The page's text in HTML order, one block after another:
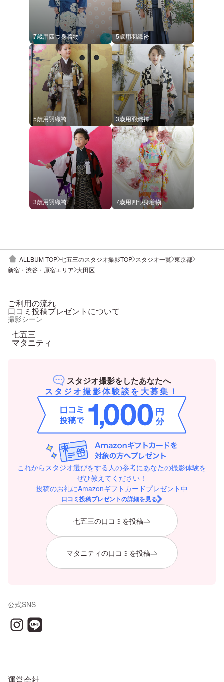
7歳用四つ身着物 5歳用羽織袴
5歳用羽織袴 3歳用羽織袴
3歳用羽織袴 7歳用四つ身着物
ALLBUM TOP 七五三のスタジオ撮影TOP スタジオ一覧 東京都
新宿・渋谷・原宿エリア 大田区
ご利用の流れ
口コミ投稿プレゼントについて
撮影シーン
七五三
マタニティ
スタジオ撮影をしたあなたへ
スタジオ撮影体験談を大募集！
これからスタジオ選びをする人の参考にあなたの撮影体験を
ぜひ教えてください！
投稿のお礼にAmazonギフトカードプレゼント中
口コミ投稿プレゼントの詳細を見る
七五三の口コミを投稿
マタニティの口コミを投稿
公式SNS